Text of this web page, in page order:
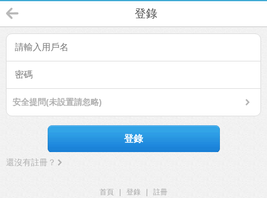
登錄
安全提問(未設置請忽略)
登錄
還沒有註冊？
首頁 登錄
註冊